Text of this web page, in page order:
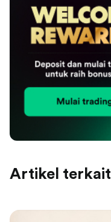
Artikel terkait